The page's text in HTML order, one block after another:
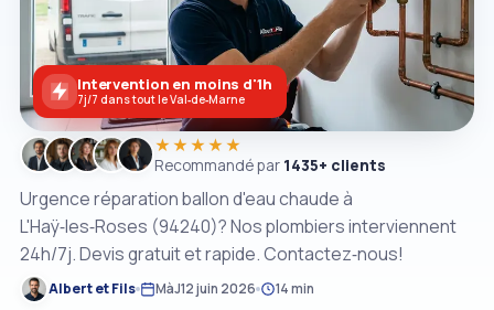
Urgence réparation ballon d'eau chaude à
L'Haÿ‑les‑Roses (94240)? Nos plombiers interviennent
24h/7j. Devis gratuit et rapide. Contactez‑nous!
Albert et Fils MàJ12 juin 2026 14 min
★★★★★
Recommandé par 1435+ clients
Intervention en moins d'1h
7j/7 dans tout le Val‑de‑Marne